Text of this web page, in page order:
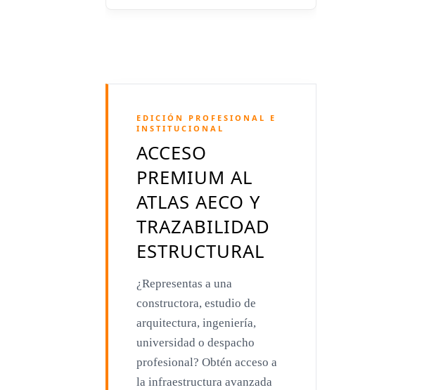
Richard Meier
Aldo Rossi
Toyo Ito
Jacques Herzog
Rem Koolhaas
Zaha Hadid
Renzo Piano
Mies van der Rohe
Philip Johnson
EDICIÓN PROFESIONAL E
INSTITUCIONAL
ACCESO
PREMIUM AL
ATLAS AECO Y
TRAZABILIDAD
ESTRUCTURAL
¿Representas a una
constructora, estudio de
arquitectura, ingeniería,
universidad o despacho
profesional? Obtén acceso a
la infraestructura avanzada